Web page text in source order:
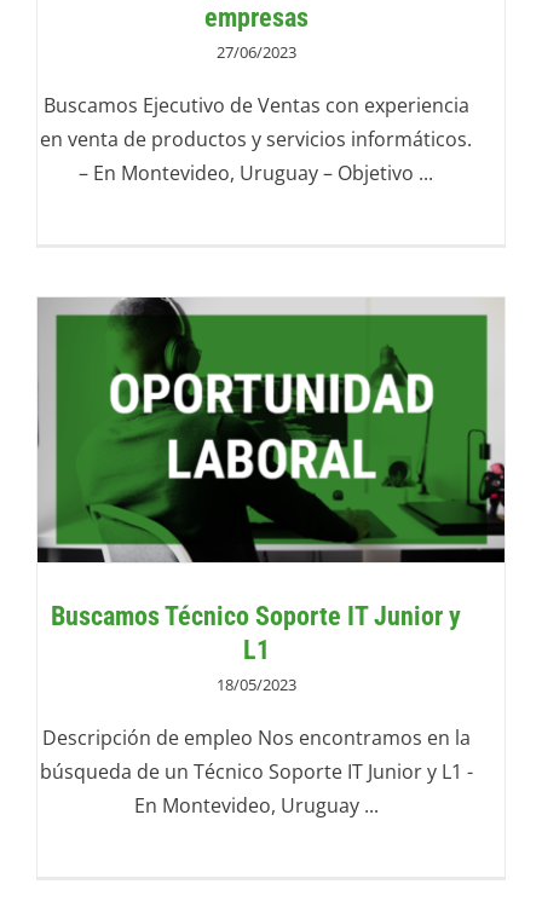
empresas
27/06/2023
Buscamos Ejecutivo de Ventas con experiencia
en venta de productos y servicios informáticos.
– En Montevideo, Uruguay – Objetivo ...
Buscamos Técnico Soporte IT Junior y
L1
18/05/2023
Descripción de empleo Nos encontramos en la
búsqueda de un Técnico Soporte IT Junior y L1 -
En Montevideo, Uruguay ...